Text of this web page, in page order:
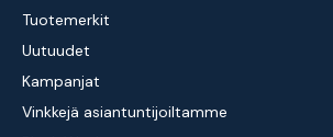
Tuotemerkit
Uutuudet
Kampanjat
Vinkkejä asiantuntijoiltamme